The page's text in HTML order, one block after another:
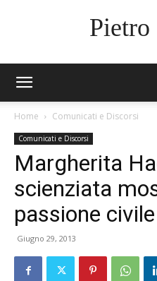
Pietro
Home Comunicati e Discorsi
Comunicati e Discorsi
Margherita
scienziata
passione
Giugno 29, 2013